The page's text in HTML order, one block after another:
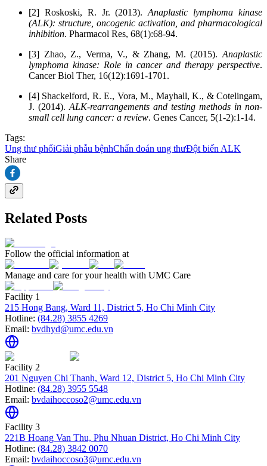
[2] Roskoski, R. Jr. (2013).Anaplastic lymphoma kinase
(ALK): structure, oncogenic activation, and pharmacological
inhibition. Pharmacol Res, 68(1):68-94.
[3] Zhao, Z., Verma, V., & Zhang, M. (2015). Anaplastic
lymphoma kinase: Role in cancer and therapy perspective.
Cancer Biol Ther, 16(12):1691-1701.
[4] Shackelford, R. E., Vora, M., Mayhall, K., & Cotelingam,
J. (2014). ALK-rearrangements and testing methods in non-
small cell lung cancer: a review. Genes Cancer, 5(1-2):1-14.
Tags:
Ung thư phổiGiải phẫu bệnhChẩn đoán ung thưĐột biến ALK
Share
Related Posts
Follow the official information at
Manage and care for your health with UMC Care
Facility 1
215 Hong Bang, Ward 11, District 5, Ho Chi Minh City
Hotline: (84.28) 3855 4269
Email: bvdhyd@umc.edu.vn
Facility 2
201 Nguyen Chi Thanh, Ward 12, District 5, Ho Chi Minh City
Hotline: (84.28) 3955 5548
Email: bvdaihoccoso2@umc.edu.vn
Facility 3
221B Hoang Van Thu, Phu Nhuan District, Ho Chi Minh City
Hotline: (84.28) 3842 0070
Email: bvdaihoccoso3@umc.edu.vn